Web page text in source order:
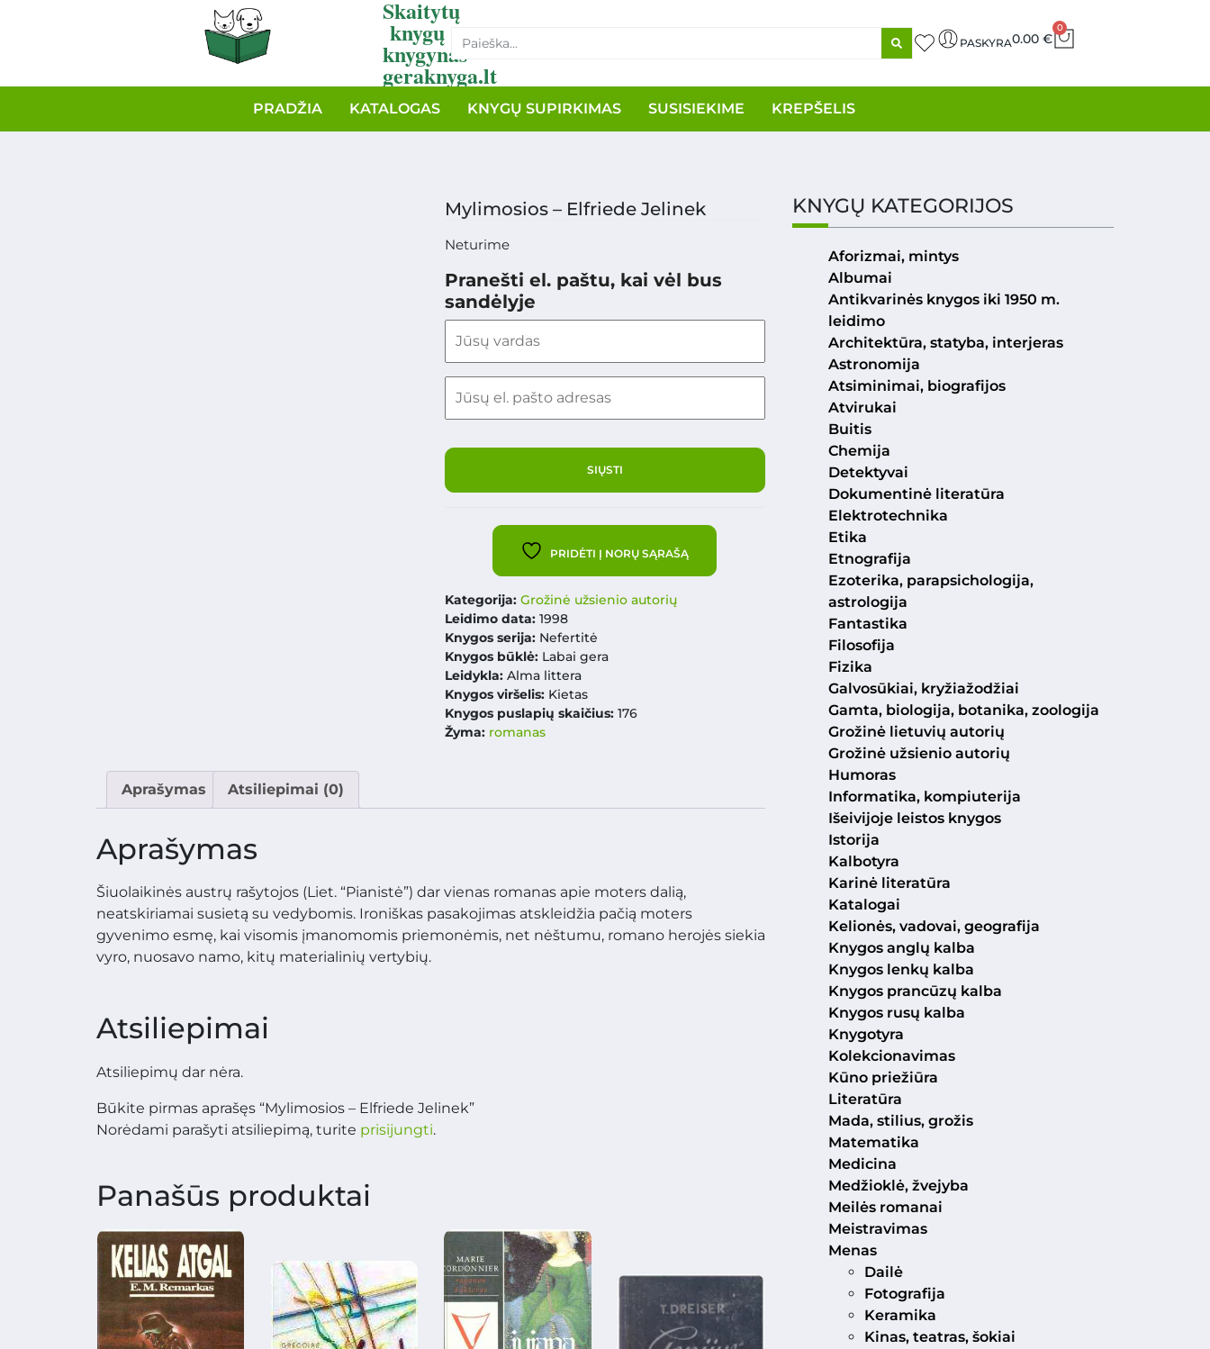
Skaitytų
knygų
knygynas
geraknyga.lt
PASKYRA0.00 €
0
PRADŽIA KATALOGAS KNYGŲ SUPIRKIMAS SUSISIEKIME KREPŠELIS
Mylimosios – Elfriede Jelinek
Neturime
Pranešti el. paštu, kai vėl bus
sandėlyje
PRIDĖTI Į NORŲ SĄRAŠĄ
Kategorija: Grožinė užsienio autorių
Leidimo data:1998
Knygos serija: Nefertitė
Knygos būklė: Labai gera
Leidykla:Alma littera
Knygos viršelis: Kietas
Knygos puslapių skaičius: 176
Žyma: romanas
Aprašymas Atsiliepimai (0)
Aprašymas
Šiuolaikinės austrų rašytojos (Liet. “Pianistė”) dar vienas romanas apie moters dalią,
neatskiriamai susietą su vedybomis. Ironiškas pasakojimas atskleidžia pačią moters
gyvenimo esmę, kai visomis įmanomomis priemonėmis, net nėštumu, romano herojės siekia
vyro, nuosavo namo, kitų materialinių vertybių.
Atsiliepimai
Atsiliepimų dar nėra.
Būkite pirmas aprašęs “Mylimosios – Elfriede Jelinek”
Norėdami parašyti atsiliepimą, turite prisijungti.
Panašūs produktai
KNYGŲ KATEGORIJOS
Aforizmai, mintys
Albumai
Antikvarinės knygos iki 1950 m.
leidimo
Architektūra, statyba, interjeras
Astronomija
Atsiminimai, biografijos
Atvirukai
Buitis
Chemija
Detektyvai
Dokumentinė literatūra
Elektrotechnika
Etika
Etnografija
Ezoterika, parapsichologija,
astrologija
Fantastika
Filosofija
Fizika
Galvosūkiai, kryžiažodžiai
Gamta, biologija, botanika, zoologija
Grožinė lietuvių autorių
Grožinė užsienio autorių
Humoras
Informatika, kompiuterija
Išeivijoje leistos knygos
Istorija
Kalbotyra
Karinė literatūra
Katalogai
Kelionės, vadovai, geografija
Knygos anglų kalba
Knygos lenkų kalba
Knygos prancūzų kalba
Knygos rusų kalba
Knygotyra
Kolekcionavimas
Kūno priežiūra
Literatūra
Mada, stilius, grožis
Matematika
Medicina
Medžioklė, žvejyba
Meilės romanai
Meistravimas
Menas
Dailė
Fotografija
Keramika
Kinas, teatras, šokiai